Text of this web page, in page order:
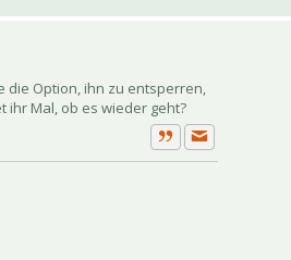
die Option, ihn zu entsperren,
ihr Mal, ob es wieder geht?
ZitatPrivate